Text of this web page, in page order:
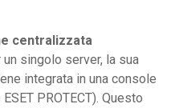
centralizzata
singolo server, la sua
integrata in una console
PROTECT). Questo